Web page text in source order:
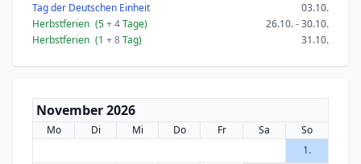
Tag der Deutschen Einheit
03.10.
Herbstferien (5+ 4Tage)
26.10. - 30.10.
Herbstferien (1 + 8Tag) 31.10.
November 2026
Mo Di Mi Do Fr Sa
So
1.